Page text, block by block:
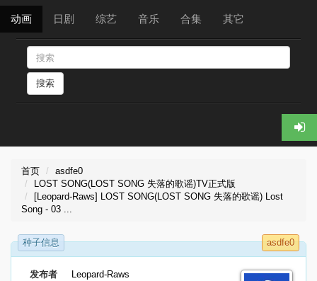
动画 日剧 综艺 音乐 合集 其它
搜索
首页
asdfe0
LOST SONG(LOST SONG 失落的歌谣)TV正式版
[Leopard-Raws] LOST SONG(LOST SONG 失落的歌谣) Lost
Song - 03 ...
种子信息 asdfe0
发布者
Leopard-Raws